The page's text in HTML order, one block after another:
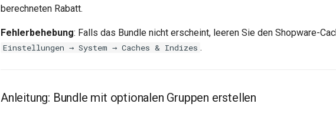
berechneten Rabatt.
Fehlerbehebung: Falls das Bundle nicht erscheint, leeren Sie den Shopware-
Einstellungen → System → Caches & Indizes .
Anleitung: Bundle mit optionalen Gruppen erstellen